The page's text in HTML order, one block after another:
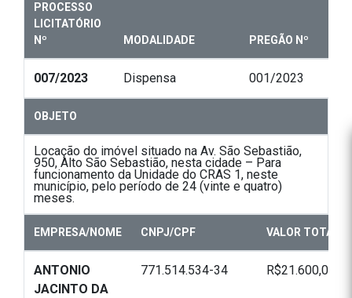
PROCESSO
LICITATÓRIO
Nº
MODALIDADE PREGÃO Nº
007/2023 Dispensa 001/2023
OBJETO
Locação do imóvel situado na Av. São Sebastião,
950, Alto São Sebastião, nesta cidade – Para
funcionamento da Unidade do CRAS 1, neste
município, pelo período de 24 (vinte e quatro)
meses.
EMPRESA/NOME CNPJ/CPF VALOR TOTAL
ANTONIO
JACINTO DA
771.514.534-34 R$21.600,00